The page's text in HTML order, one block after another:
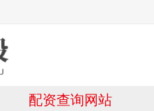
配资查询网站